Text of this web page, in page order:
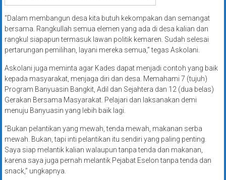
“Dalam membangun desa kita butuh kekompakan dan semangat
bersama. Rangkullah semua elemen yang ada di desa kalian dan
rangkul siapapun termasuk lawan politik kemaren. Sudah selesai
pertarungan pemilihan, layani mereka semua,” tegas Askolani.
Askolani juga meminta agar Kades dapat menjadi contoh yang baik
kepada masyarakat, menjaga diri dan desa. Memahami 7 (tujuh)
Program Banyuasin Bangkit, Adil dan Sejahtera dan 12 (dua belas)
Gerakan Bersama Masyarakat. Pelajari dan laksanakan demi
menuju Banyuasin yang lebih baik lagi.
“Bukan pelantikan yang mewah, tenda mewah, makanan serba
mewah. Bukan, tapi inti pelantikan itu sendiri yang paling penting.
Saya siap melantik kalian walaupun tanpa tenda dan makanan,
karena saya juga pernah melantik Pejabat Eselon tanpa tenda dan
snack,” ungkapnya.